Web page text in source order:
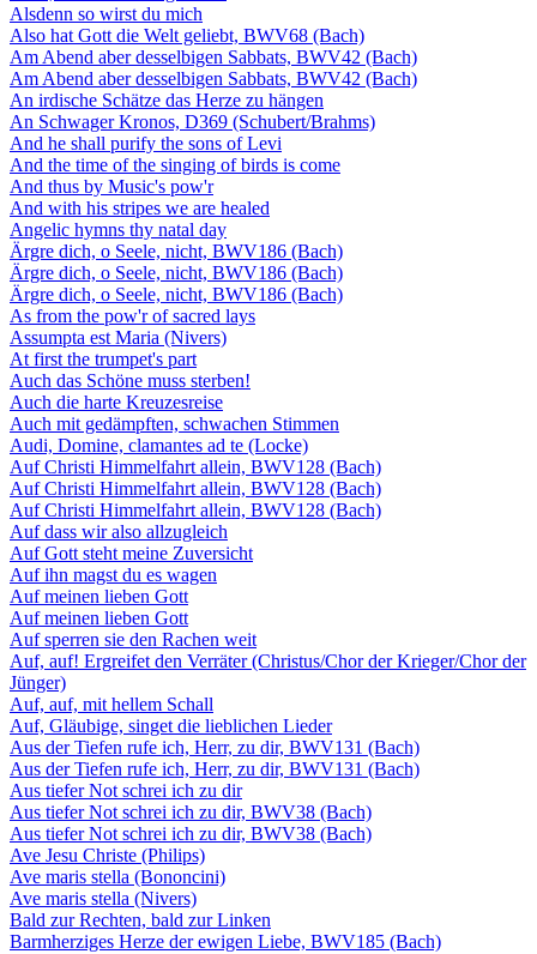
Alsdenn so wirst du mich
Also hat Gott die Welt geliebt, BWV68 (Bach)
Am Abend aber desselbigen Sabbats, BWV42 (Bach)
Am Abend aber desselbigen Sabbats, BWV42 (Bach)
An irdische Schätze das Herze zu hängen
An Schwager Kronos, D369 (Schubert/Brahms)
And he shall purify the sons of Levi
And the time of the singing of birds is come
And thus by Music's pow'r
And with his stripes we are healed
Angelic hymns thy natal day
Ärgre dich, o Seele, nicht, BWV186 (Bach)
Ärgre dich, o Seele, nicht, BWV186 (Bach)
Ärgre dich, o Seele, nicht, BWV186 (Bach)
As from the pow'r of sacred lays
Assumpta est Maria (Nivers)
At first the trumpet's part
Auch das Schöne muss sterben!
Auch die harte Kreuzesreise
Auch mit gedämpften, schwachen Stimmen
Audi, Domine, clamantes ad te (Locke)
Auf Christi Himmelfahrt allein, BWV128 (Bach)
Auf Christi Himmelfahrt allein, BWV128 (Bach)
Auf Christi Himmelfahrt allein, BWV128 (Bach)
Auf dass wir also allzugleich
Auf Gott steht meine Zuversicht
Auf ihn magst du es wagen
Auf meinen lieben Gott
Auf meinen lieben Gott
Auf sperren sie den Rachen weit
Auf, auf! Ergreifet den Verräter (Christus/Chor der Krieger/Chor der
Jünger)
Auf, auf, mit hellem Schall
Auf, Gläubige, singet die lieblichen Lieder
Aus der Tiefen rufe ich, Herr, zu dir, BWV131 (Bach)
Aus der Tiefen rufe ich, Herr, zu dir, BWV131 (Bach)
Aus tiefer Not schrei ich zu dir
Aus tiefer Not schrei ich zu dir, BWV38 (Bach)
Aus tiefer Not schrei ich zu dir, BWV38 (Bach)
Ave Jesu Christe (Philips)
Ave maris stella (Bononcini)
Ave maris stella (Nivers)
Bald zur Rechten, bald zur Linken
Barmherziges Herze der ewigen Liebe, BWV185 (Bach)